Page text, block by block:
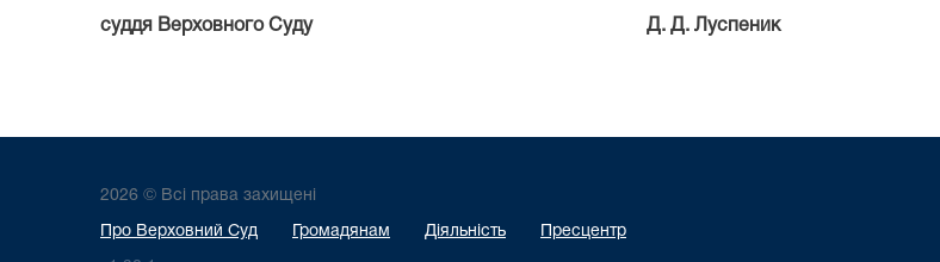
суддя Верховного Суду Д. Д. Луспеник
2026 © Всі права захищені
Про Верховний Суд Громадянам Діяльність Пресцентр